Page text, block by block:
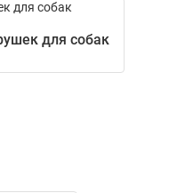
для собак